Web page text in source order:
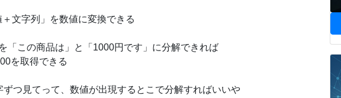
文字列」を数値に変換できる
「この商品は」と「1000円です」に分解できれば
を取得できる
つ見てって、数値が出現するとこで分解すればいいや